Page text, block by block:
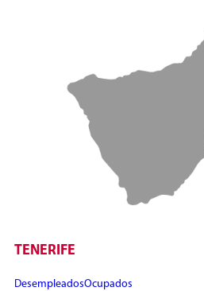
TENERIFE
DesempleadosOcupados